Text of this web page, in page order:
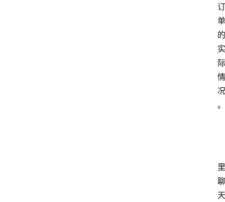
订
单
的
实
际
情
况
。
里
聊
天